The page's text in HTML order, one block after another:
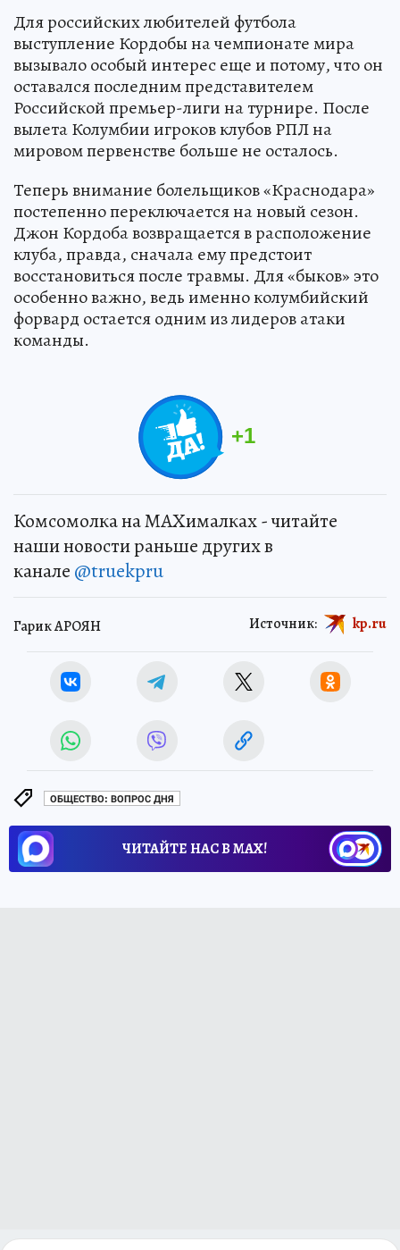
Для российских любителей футбола
выступление Кордобы на чемпионате мира
вызывало особый интерес еще и потому, что он
оставался последним представителем
Российской премьер-лиги на турнире. После
вылета Колумбии игроков клубов РПЛ на
мировом первенстве больше не осталось.
Теперь внимание болельщиков «Краснодара»
постепенно переключается на новый сезон.
Джон Кордоба возвращается в расположение
клуба, правда, сначала ему предстоит
восстановиться после травмы. Для «быков» это
особенно важно, ведь именно колумбийский
форвард остается одним из лидеров атаки
команды.
+1
Комсомолка на MAXималках - читайте
наши новости раньше других в
канале @truekpru
Гарик АРОЯН Источник: kp.ru
ОБЩЕСТВО: ВОПРОС ДНЯ
ЧИТАЙТЕ НАС В МАХ!